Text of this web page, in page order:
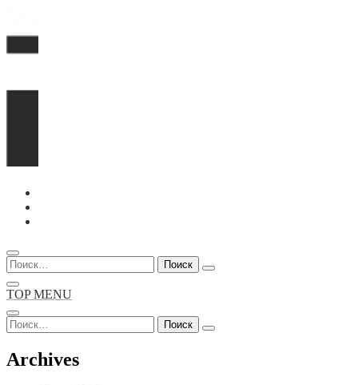
Перейти
содержимому
Найти:
TOP MENU
Найти:
Archives